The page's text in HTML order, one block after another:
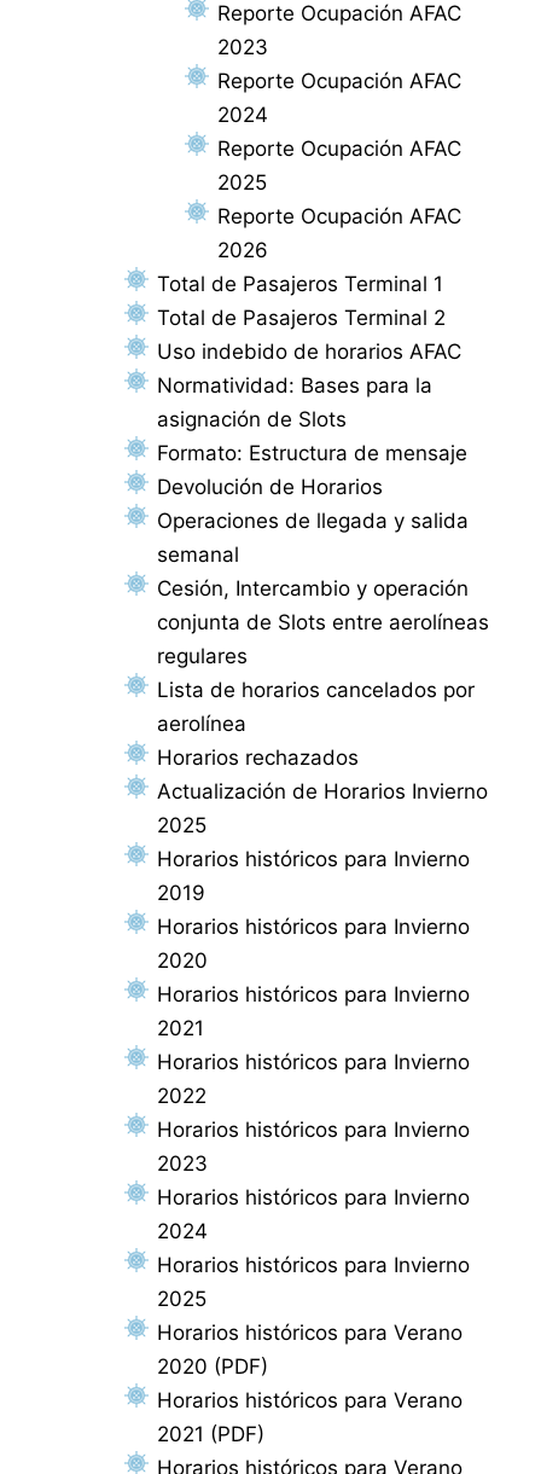
Reporte Ocupación AFAC
2023
Reporte Ocupación AFAC
2024
Reporte Ocupación AFAC
2025
Reporte Ocupación AFAC
2026
Total de Pasajeros Terminal 1
Total de Pasajeros Terminal 2
Uso indebido de horarios AFAC
Normatividad: Bases para la
asignación de Slots
Formato: Estructura de mensaje
Devolución de Horarios
Operaciones de llegada y salida
semanal
Cesión, Intercambio y operación
conjunta de Slots entre aerolíneas
regulares
Lista de horarios cancelados por
aerolínea
Horarios rechazados
Actualización de Horarios Invierno
2025
Horarios históricos para Invierno
2019
Horarios históricos para Invierno
2020
Horarios históricos para Invierno
2021
Horarios históricos para Invierno
2022
Horarios históricos para Invierno
2023
Horarios históricos para Invierno
2024
Horarios históricos para Invierno
2025
Horarios históricos para Verano
2020 (PDF)
Horarios históricos para Verano
2021 (PDF)
Horarios históricos para Verano